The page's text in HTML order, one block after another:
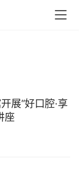
展“好口腔·享
座